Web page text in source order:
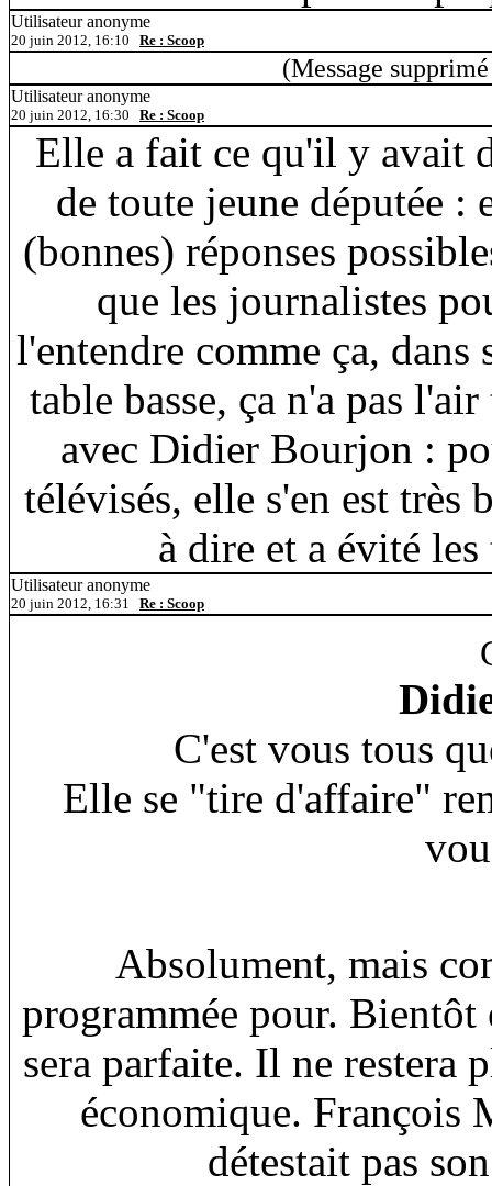
Utilisateur anonyme
20 juin 2012, 16:10 Re : Scoop
(Message
Utilisateur anonyme
20 juin 2012, 16:30 Re : Scoop
Elle a fait ce qu'il y avait
de toute jeune députée
(bonnes) réponses
que les journalistes
l'entendre comme ça,
table basse, ça n'a pas
avec Didier Bourjon :
télévisés, elle s'en est
à dire et a évité
Utilisateur anonyme
20 juin 2012, 16:31 Re : Scoop
C'est vous tous
Elle se "tire d'affaire"
Absolument, mais
programmée pour. Bientôt
sera parfaite. Il ne restera
économique. François
détestait pas